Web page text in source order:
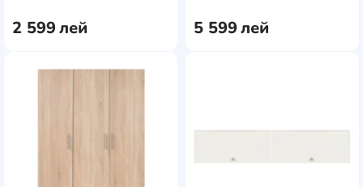
2 599лей 5 599лей